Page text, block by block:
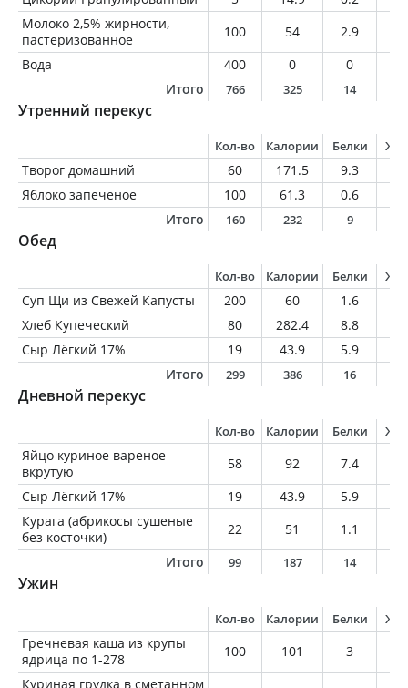
Молоко 2,5% жирности,
пастеризованное
100 54 2.9
Вода
400 0 0
Итого
766 325 14
Утренний перекус
Кол-во Калории Белки
Творог домашний 60 171.5 9.3
Яблоко запеченое
100 61.3 0.6
Итого
160 232 9
Обед
Кол-во Калории Белки
Суп Щи из Свежей Капусты 200 60 1.6
Хлеб Купеческий
80 282.4 8.8
Сыр Лёгкий 17%
19 43.9 5.9
Итого
299 386 16
Дневной перекус
Кол-во Калории Белки
Яйцо куриное вареное
вкрутую
58 92 7.4
Сыр Лёгкий 17%
19 43.9 5.9
Курага (абрикосы сушеные
без косточки)
22 51 1.1
Итого
99 187 14
Ужин
Кол-во Калории Белки
Гречневая каша из крупы
ядрица по 1-278
100 101 3
Куриная грудка в сметанном